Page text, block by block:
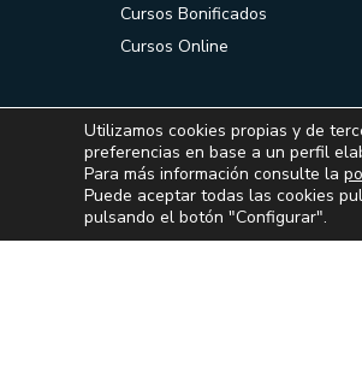
Cursos Bonificados
Cursos Online
Utilizamos cookies propias y de
preferencias en base a un perfil
Para más información consulte la
Puede aceptar todas las cookies
pulsando el botón "Configurar".